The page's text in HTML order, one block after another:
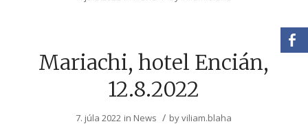
Mariachi, hotel Encián,
12.8.2022
7. júla 2022 in News / byviliam.blaha